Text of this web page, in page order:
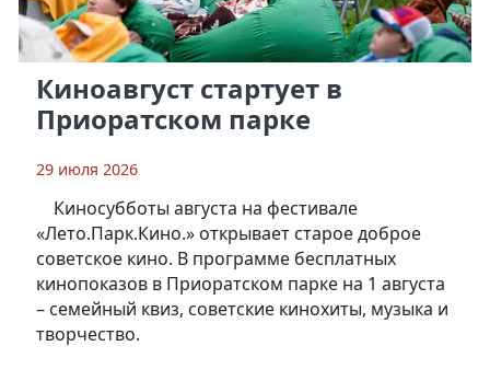
Киноавгуст стартует в
Приоратском парке
29 июля 2026
Киносубботы августа на фестивале
«Лето.Парк.Кино.» открывает старое доброе
советское кино. В программе бесплатных
кинопоказов в Приоратском парке на 1 августа
– семейный квиз, советские кинохиты, музыка и
творчество.